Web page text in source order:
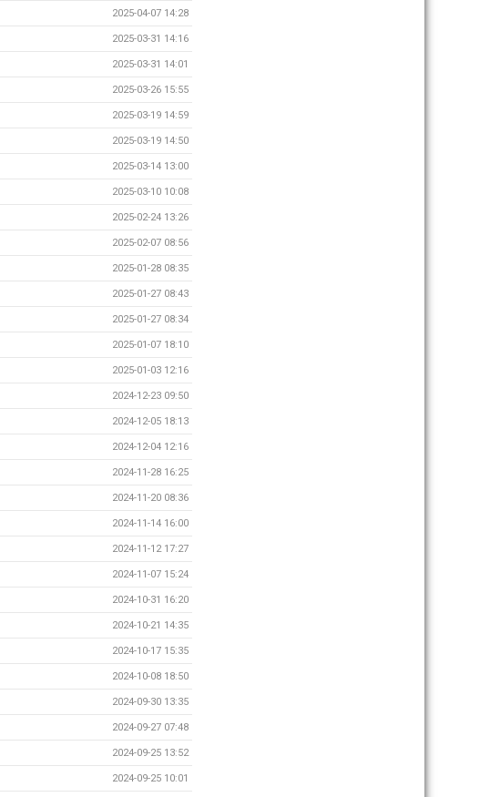
2025-04-07 14:28
2025-03-31 14:16
2025-03-31 14:01
2025-03-26 15:55
2025-03-19 14:59
2025-03-19 14:50
2025-03-14 13:00
2025-03-10 10:08
2025-02-24 13:26
2025-02-07 08:56
2025-01-28 08:35
2025-01-27 08:43
2025-01-27 08:34
2025-01-07 18:10
2025-01-03 12:16
2024-12-23 09:50
2024-12-05 18:13
2024-12-04 12:16
2024-11-28 16:25
2024-11-20 08:36
2024-11-14 16:00
2024-11-12 17:27
2024-11-07 15:24
2024-10-31 16:20
2024-10-21 14:35
2024-10-17 15:35
2024-10-08 18:50
2024-09-30 13:35
2024-09-27 07:48
2024-09-25 13:52
2024-09-25 10:01